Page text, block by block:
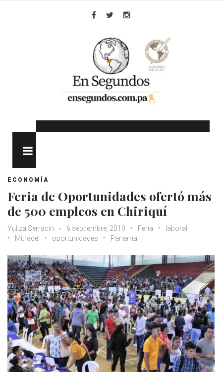
ECONOMÍA
Feria de Oportunidades ofertó más
de 500 empleos en Chiriquí
Yuliza Serracín 6 septiembre, 2019 Feria
laboral
Mitradel
oportunidades Panamá